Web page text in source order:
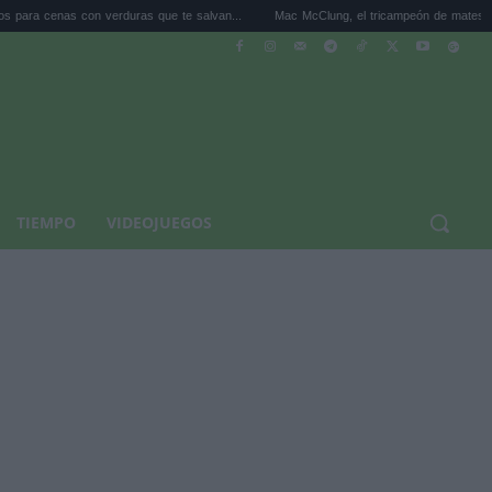
verduras que te salvan... Mac McClung, el tricampeón de mates de la NBA,
TIEMPO VIDEOJUEGOS